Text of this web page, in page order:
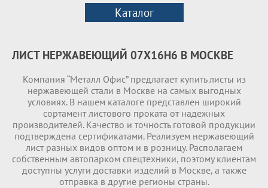
Каталог
ЛИСТ НЕРЖАВЕЮЩИЙ 07X16H6 В МОСКВЕ
Компания “Металл Офис” предлагает купить листы из
нержавеющей стали в Москве на самых выгодных
условиях. В нашем каталоге представлен широкий
сортамент листового проката от надежных
производителей. Качество и точность готовой продукции
подтверждена сертификатами. Реализуем нержавеющий
лист разных видов оптом и в розницу. Располагаем
собственным автопарком спецтехники, поэтому клиентам
доступны услуги доставки изделий в Москве, а также
отправка в другие регионы страны.